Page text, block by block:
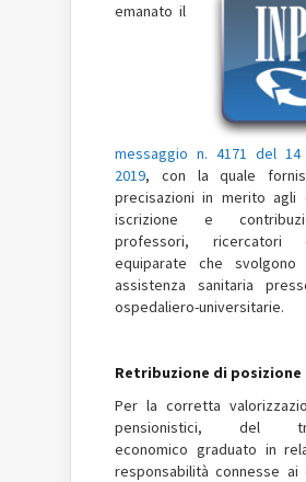
emanato il
messaggio n. 4171 del 14
2019, con la quale
precisazioni in merito agli
iscrizione e
professori,
equiparate che
assistenza sanitaria
ospedaliero-universitarie.
Retribuzione di posizione
Per la corretta
pensionistici, del
economico graduato in
responsabilità connesse ai